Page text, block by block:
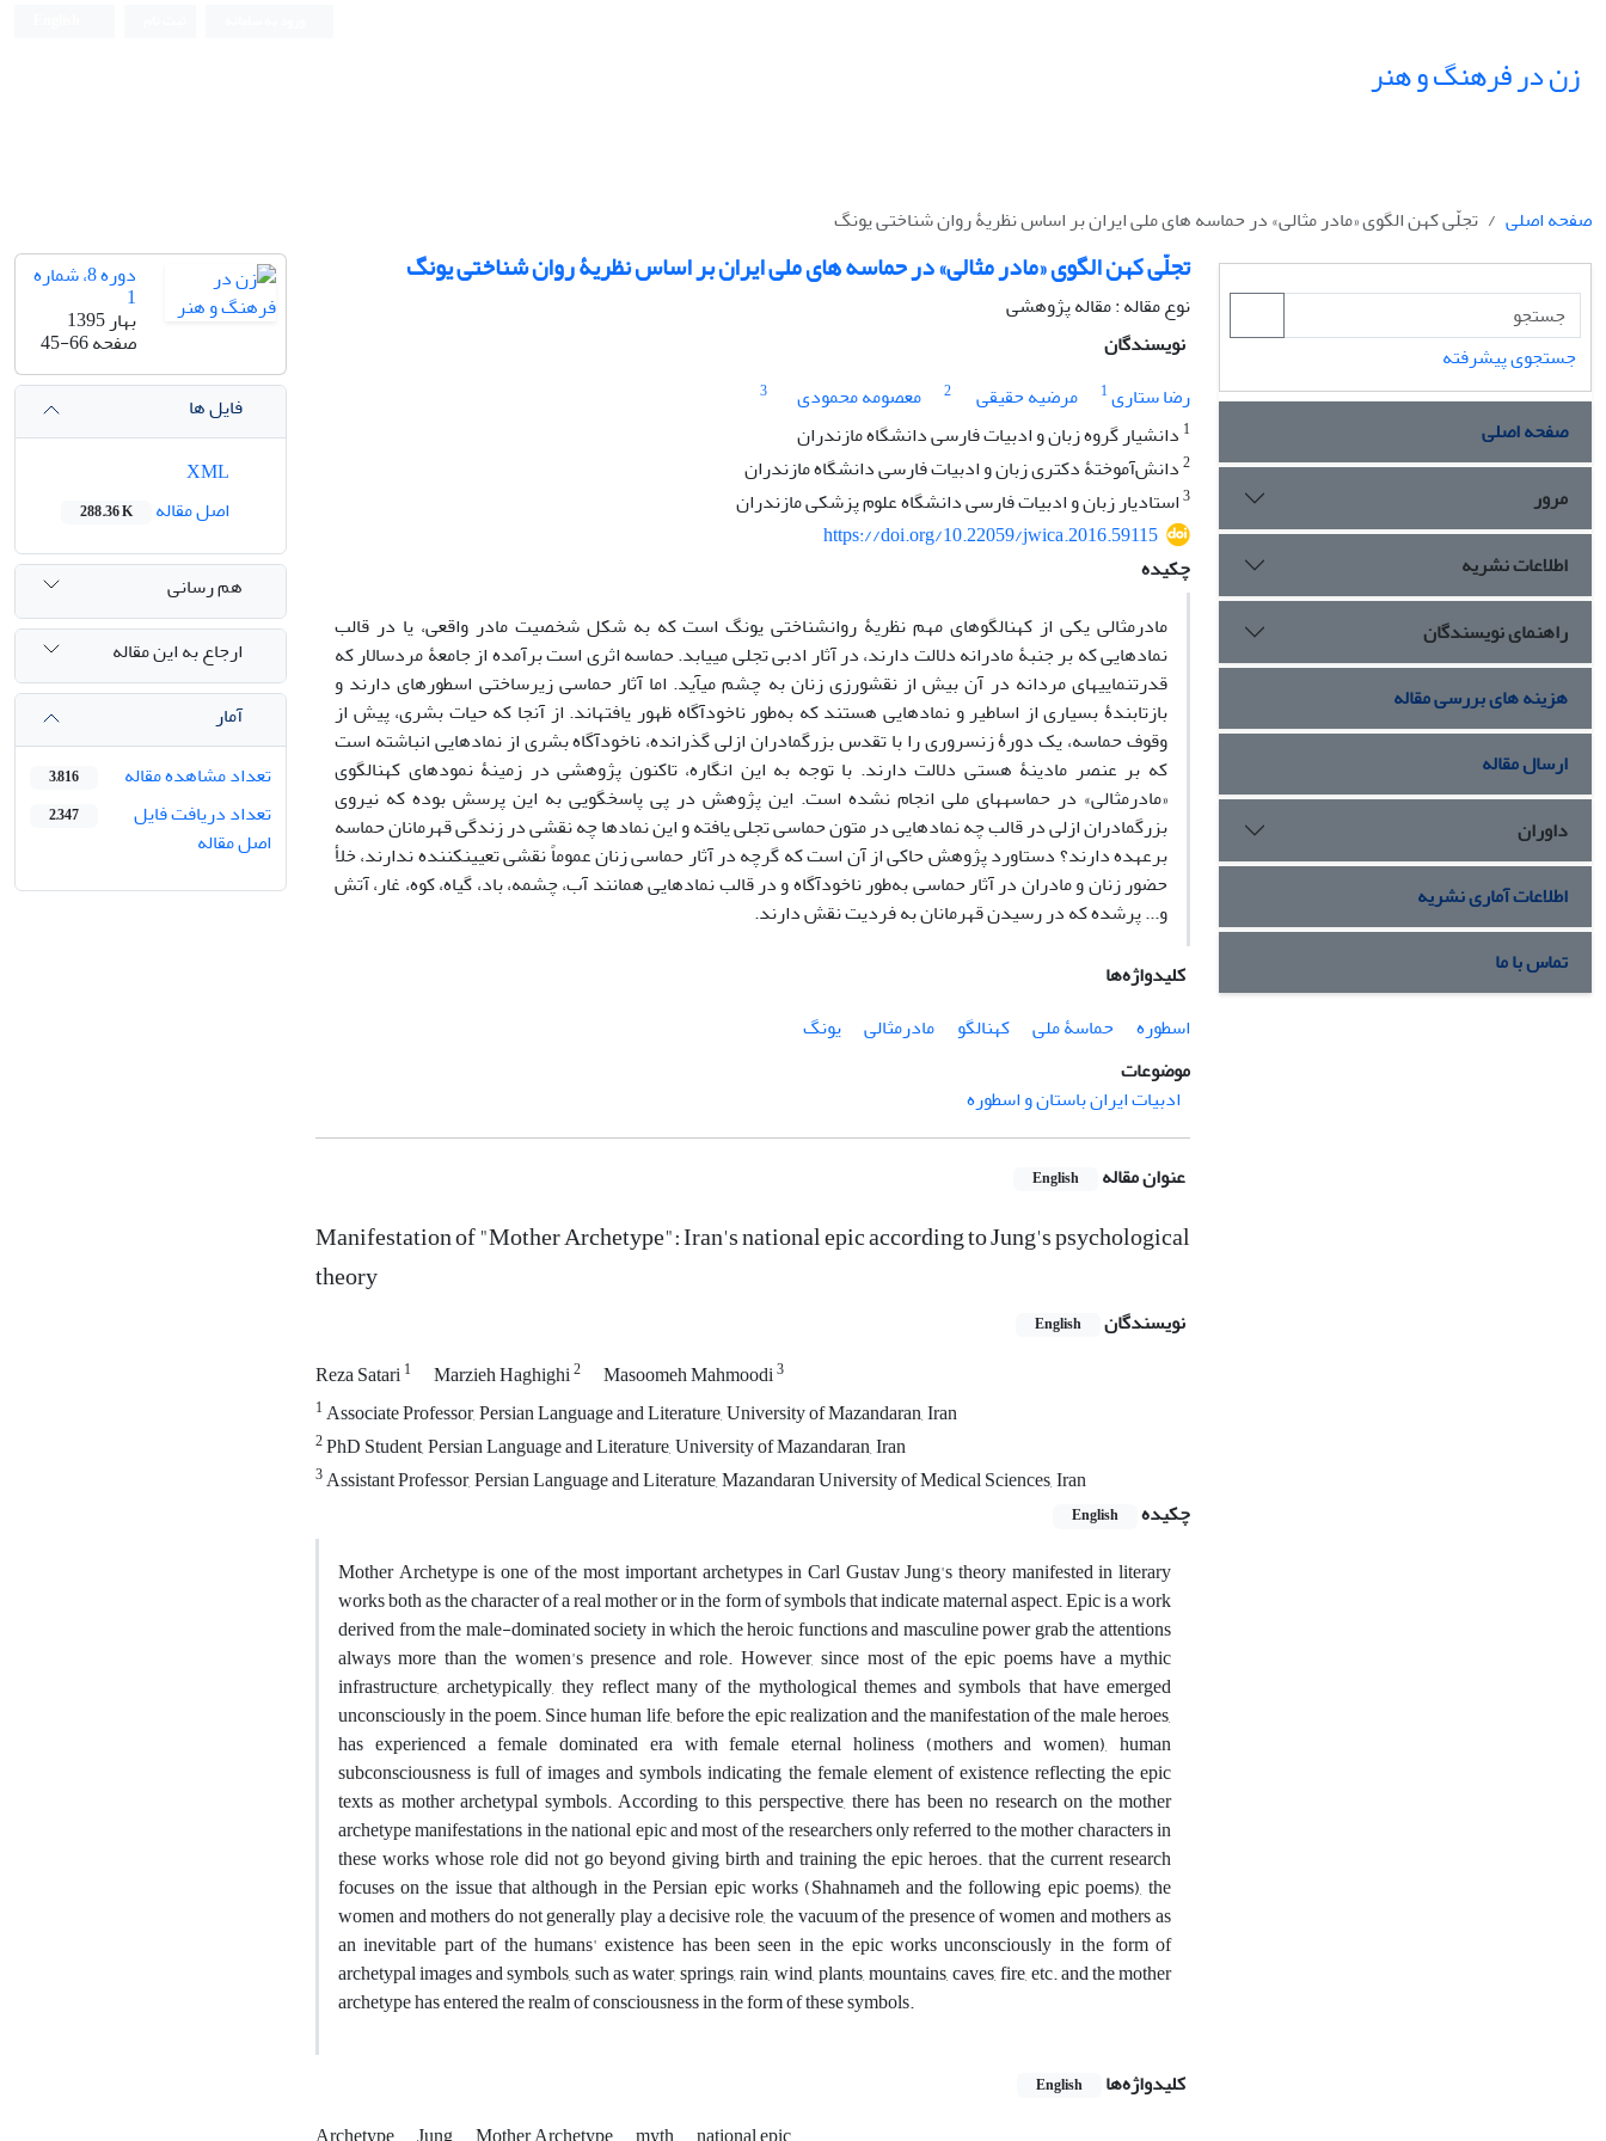
زن در فرهنگ و هنر
صفحه اصلی تجلّی کهن الگوی «مادر مثالی» در حماسه های ملی ایران بر اساس نظریۀ روان شناختی یونگ
تجلّی کهن الگوی «مادر مثالی» در حماسه های ملی ایران بر اساس نظریۀ روان شناختی یونگ
نوع مقاله : مقاله پژوهشی
نویسندگان
رضا ستاری1 مرضیه حقیقی 2 معصومه محمودی
3
1 دانشیار گروه زبان و ادبیات فارسی دانشگاه مازندران
2دانش‌آموختۀ دکتری زبان و ادبیات فارسی دانشگاه مازندران
3استادیار زبان و ادبیات فارسی دانشگاه علوم پزشکی مازندران
https://doi.org/10.22059/jwica.2016.59115
چکیده
مادرمثالی یکی از کهن‏الگوهای مهم نظریۀ روان‏شناختی یونگ است که به شکل شخصیت مادر واقعی، یا در قالب
نمادهایی که بر جنبۀ مادرانه‏ دلالت دارند، در آثار ادبی تجلی می‏یابد. حماسه اثری است برآمده از جامعۀ مردسالار که
قدرت‏نمایی‏های مردانه در آن بیش از نقش‏ورزی زنان به چشم می‏آید. اما آثار حماسی زیرساختی اسطوره‏ای دارند و
بازتابندۀ بسیاری از اساطیر و نمادهایی هستند که به‌طور ناخودآگاه ظهور یافته‏اند. از آنجا که حیات بشری، پیش از
وقوف حماسه، یک دورۀ زن‏سروری را با تقدس بزرگ‏مادران ازلی گذرانده، ناخودآگاه بشری از نمادهایی انباشته است
که بر عنصر مادینۀ هستی دلالت دارند. با توجه به این انگاره، تاکنون پژوهشی در زمینۀ نمودهای کهن‏الگوی
«مادرمثالی» در حماسه‏های ملی انجام نشده است. این پژوهش در پی پاسخ‏گویی به این پرسش بوده که نیروی
بزرگ‏مادران ازلی در قالب چه نمادهایی در متون حماسی تجلی یافته و این نمادها چه نقشی در زندگی قهرمانان حماسه
برعهده دارند؟ دستاورد پژوهش حاکی از آن است که گرچه در آثار حماسی زنان عموماً نقشی تعیین‏کننده ندارند، خلأ
حضور زنان و مادران در آثار حماسی به‌طور ناخودآگاه و در قالب نمادهایی همانند آب، چشمه، باد، گیاه، کوه، غار، آتش
و... پرشده که در رسیدن قهرمانان به فردیت نقش دارند.
کلیدواژه‌ها
اسطوره
حماسۀ ملی کهن‏الگو مادرمثالی
یونگ
موضوعات
ادبیات ایران باستان و اسطوره
عنوان مقاله English
Manifestation of "Mother Archetype": Iran's national epic according to Jung's psychological
theory
نویسندگان English
Reza Satari1 Marzieh Haghighi2 Masoomeh Mahmoodi3
1Associate Professor, Persian Language and Literature, University of Mazandaran, Iran
2PhD Student, Persian Language and Literature, University of Mazandaran, Iran
3Assistant Professor, Persian Language and Literature, Mazandaran University of Medical Sciences, Iran
چکیده
English
Mother Archetype is one of the most important archetypes in Carl Gustav Jung's theory manifested in literary
works both as the character of a real mother or in the form of symbols that indicate maternal aspect. Epic is a work
derived from the male-dominated society in which the heroic functions and masculine power grab the attentions
always more than the women's presence and role. However, since most of the epic poems have a mythic
infrastructure, archetypically, they reflect many of the mythological themes and symbols that have emerged
unconsciously in the poem. Since human life, before the epic realization and the manifestation of the male heroes,
has experienced a female dominated era with female eternal holiness (mothers and women), human
subconsciousness is full of images and symbols indicating the female element of existence reflecting the epic
texts as mother archetypal symbols. According to this perspective, there has been no research on the mother
archetype manifestations in the national epic and most of the researchers only referred to the mother characters in
these works whose role did not go beyond giving birth and training the epic heroes. that the current research
focuses on the issue that although in the Persian epic works (Shahnameh and the following epic poems), the
women and mothers do not generally play a decisive role, the vacuum of the presence of women and mothers as
an inevitable part of the humans' existence has been seen in the epic works unconsciously in the form of
archetypal images and symbols, such as water, springs, rain, wind, plants, mountains, caves, fire, etc. and the mother
archetype has entered the realm of consciousness in the form of these symbols.
کلیدواژه‌ها English
دوره 8، شماره
1
بهار 1395
صفحه45-66
فایل ها
اصل مقاله
288.36 K
هم رسانی
ارجاع به این مقاله
آمار
تعداد مشاهده مقاله
3,816
تعداد دریافت فایل
اصل مقاله
2,347
جستجوی پیشرفته
صفحه اصلی
مرور
اطلاعات نشریه
راهنمای نویسندگان
هزینه های بررسی مقاله
ارسال مقاله
داوران
اطلاعات آماری نشریه
تماس با ما